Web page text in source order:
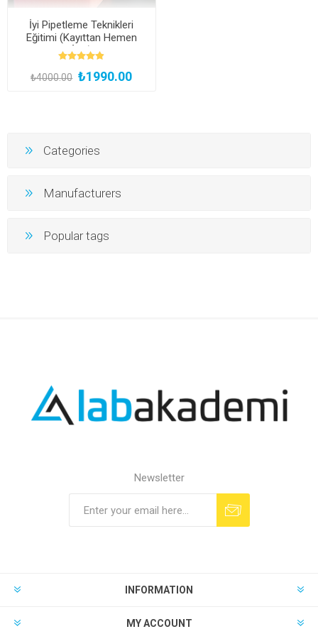
İyi Pipetleme Teknikleri
Eğitimi (Kayıttan Hemen
İzle)
₺4000.00 ₺1990.00
Categories
Manufacturers
Popular tags
Newsletter
INFORMATION
MY ACCOUNT